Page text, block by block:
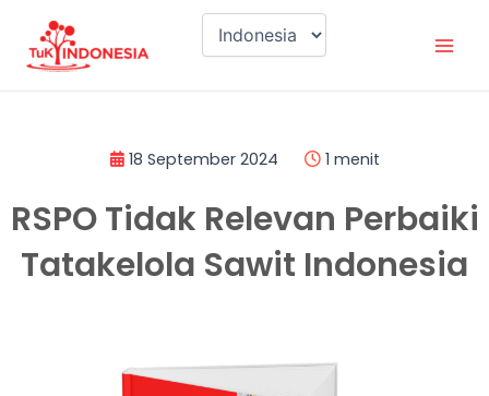
konten
18 September 2024 1 menit
RSPO Tidak Relevan Perbaiki
Tatakelola Sawit Indonesia